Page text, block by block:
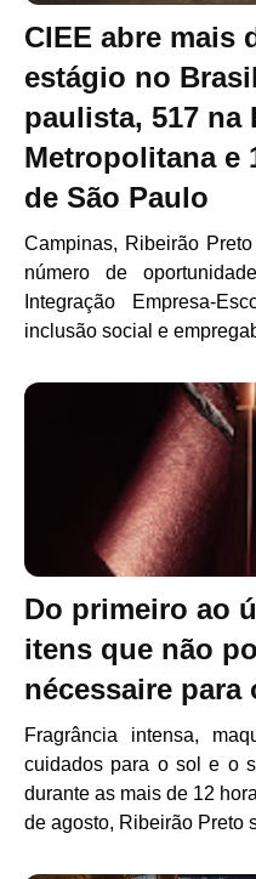
CIEE abre mais
estágio no
paulista, 517 na
Metropolitana e
de São Paulo
Campinas, Ribeirão
número de
Integração Empresa-
inclusão social e
Do primeiro ao
itens que não
nécessaire para
Fragrância intensa,
cuidados para o sol e o
durante as mais de 12
de agosto, Ribeirão Preto